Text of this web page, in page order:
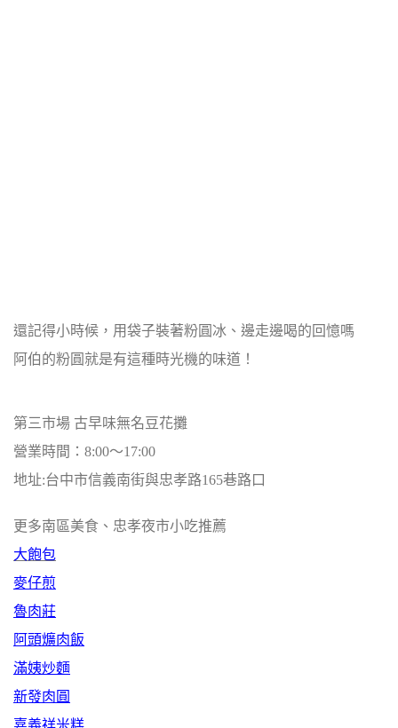
還記得小時候，用袋子裝著粉圓冰、邊走邊喝的回憶嗎
阿伯的粉圓就是有這種時光機的味道！
第三市場 古早味無名豆花攤
營業時間：8:00～17:00
地址:台中市信義南街與忠孝路165巷路口
更多南區美食、忠孝夜市小吃推薦
大飽包
麥仔煎
魯肉莊
阿頭爌肉飯
滿姨炒麵
新發肉圓
嘉義祥米糕